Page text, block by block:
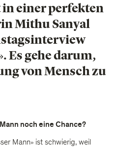
einer perfekten
Mithu Sanyal
Es gehe darum,
von Mensch zu
noch eine Chance?
Mann» ist schwierig, weil